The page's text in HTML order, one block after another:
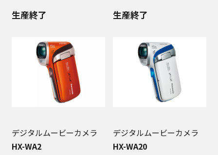
生産終了
デジタルムービーカメラ
HX-WA2
生産終了
デジタルムービーカメラ
HX-WA20